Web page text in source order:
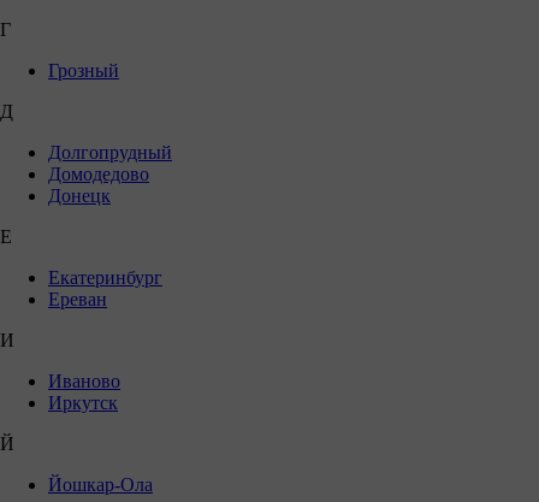
Г
Грозный
Д
Долгопрудный
Домодедово
Донецк
Е
Екатеринбург
Ереван
И
Иваново
Иркутск
Й
Йошкар-Ола